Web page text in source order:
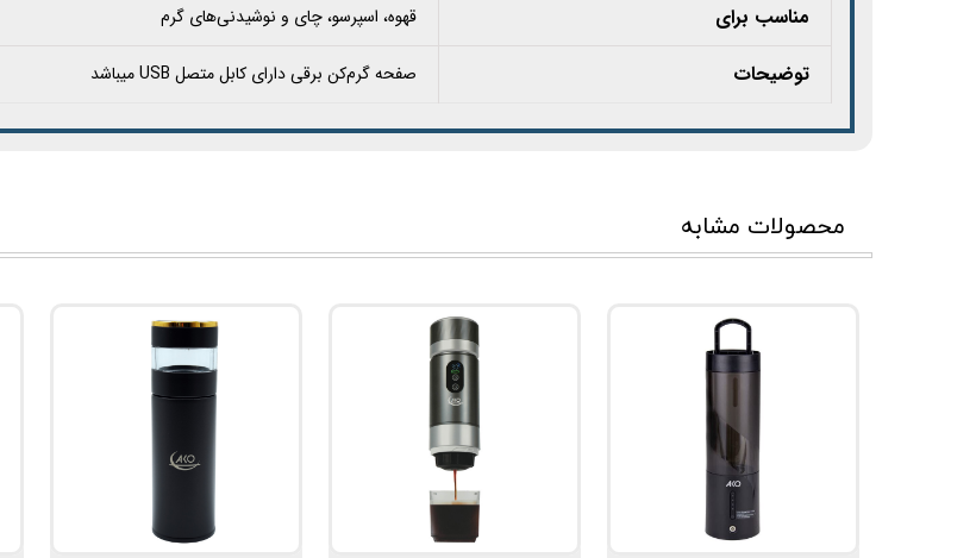
مناسب برای قهوه، اسپرسو، چای و نوشیدنی‌های گرم
توضیحات صفحه گرم‌کن برقی دارای کابل متصل USB میباشد
محصولات مشابه